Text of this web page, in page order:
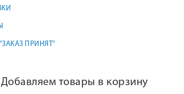
ПРИНЯТ"
Добавляем товары в корзину